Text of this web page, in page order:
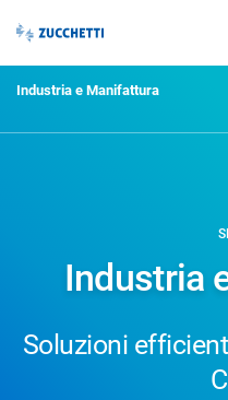
Industria e Manifattura
Industria
Soluzioni